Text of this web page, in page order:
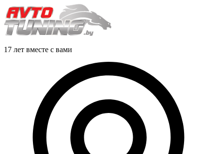
17 лет вместе с вами